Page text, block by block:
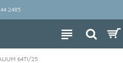
2485
64TI/25